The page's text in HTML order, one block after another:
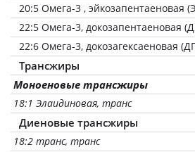
20:5 Омега-3 , эйкозапентаеновая
22:5 Омега-3, докозапентаеновая
22:6 Омега-3, докозагексаеновая
Трансжиры
Моноеновые трансжиры
18:1 Элаидиновая, транс
Диеновые трансжиры
18:2 транс, транс